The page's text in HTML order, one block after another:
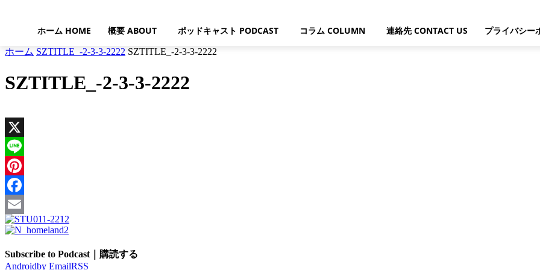
ホーム HOME 概要 ABOUT ポッドキャスト PODCAST コラム COLUMN 連絡先 CONTACT US プライバシー
ホーム SZTITLE_-2-3-3-2222 SZTITLE_-2-3-3-2222
SZTITLE_-2-3-3-2222
X
Line
Pinterest
Facebook
Email
Subscribe to Podcast｜購読する
Androidby EmailRSS